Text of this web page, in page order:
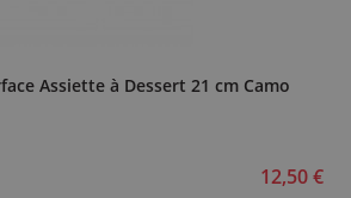
Assiette à Dessert 21 cm Camo
12,50 €